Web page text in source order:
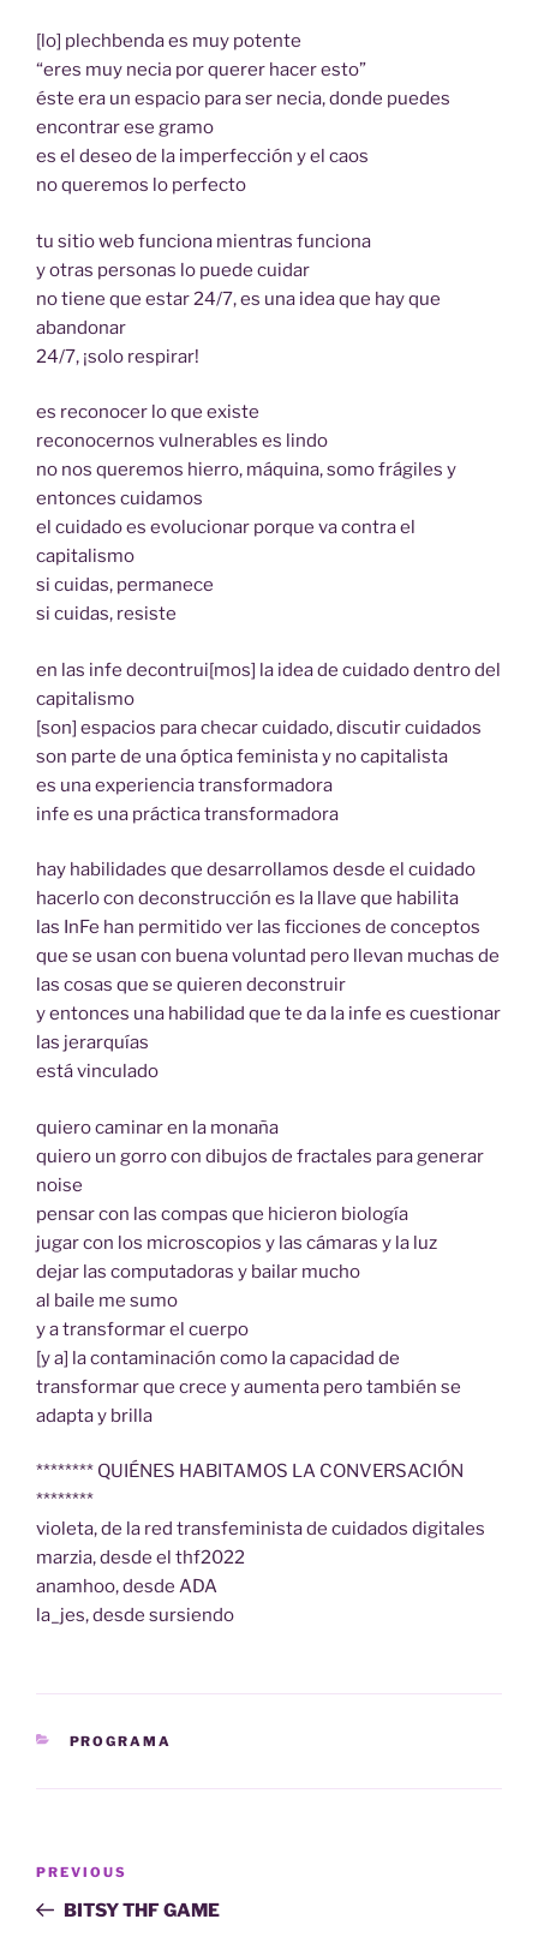
[lo] plechbenda es muy potente
“eres muy necia por querer hacer esto”
éste era un espacio para ser necia, donde puedes
encontrar ese gramo
es el deseo de la imperfección y el caos
no queremos lo perfecto
tu sitio web funciona mientras funciona
y otras personas lo puede cuidar
no tiene que estar 24/7, es una idea que hay que
abandonar
24/7, ¡solo respirar!
es reconocer lo que existe
reconocernos vulnerables es lindo
no nos queremos hierro, máquina, somo frágiles y
entonces cuidamos
el cuidado es evolucionar porque va contra el
capitalismo
si cuidas, permanece
si cuidas, resiste
en las infe decontrui[mos] la idea de cuidado dentro del
capitalismo
[son] espacios para checar cuidado, discutir cuidados
son parte de una óptica feminista y no capitalista
es una experiencia transformadora
infe es una práctica transformadora
hay habilidades que desarrollamos desde el cuidado
hacerlo con deconstrucción es la llave que habilita
las InFe han permitido ver las ficciones de conceptos
que se usan con buena voluntad pero llevan muchas de
las cosas que se quieren deconstruir
y entonces una habilidad que te da la infe es cuestionar
las jerarquías
está vinculado
quiero caminar en la monaña
quiero un gorro con dibujos de fractales para generar
noise
pensar con las compas que hicieron biología
jugar con los microscopios y las cámaras y la luz
dejar las computadoras y bailar mucho
al baile me sumo
y a transformar el cuerpo
[y a] la contaminación como la capacidad de
transformar que crece y aumenta pero también se
adapta y brilla
******** QUIÉNES HABITAMOS LA CONVERSACIÓN
********
violeta, de la red transfeminista de cuidados digitales
marzia, desde el thf2022
anamhoo, desde ADA
la_jes, desde sursiendo
CATEGORIES
PROGRAMA
Previous
Post
PREVIOUS
BITSY THF GAME